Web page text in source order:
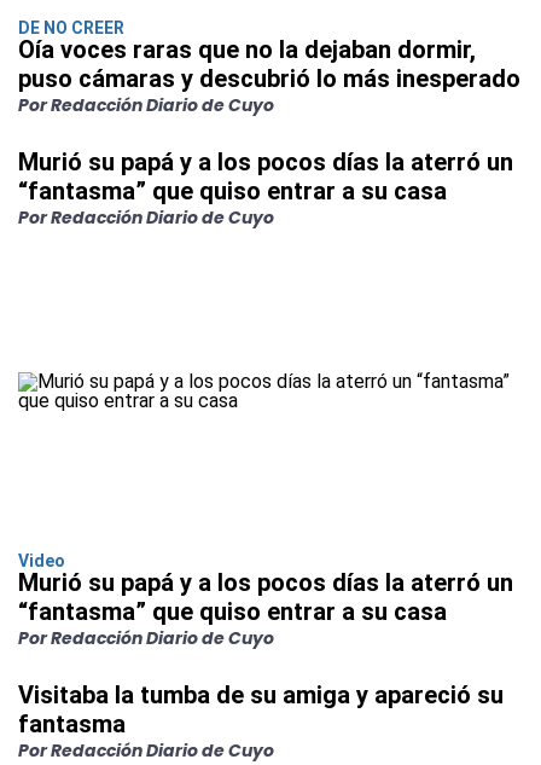
DE NO CREER
Oía voces raras que no la dejaban dormir,
puso cámaras y descubrió lo más inesperado
Por Redacción Diario de Cuyo
Murió su papá y a los pocos días la aterró un
“fantasma” que quiso entrar a su casa
Por Redacción Diario de Cuyo
Video
Murió su papá y a los pocos días la aterró un
“fantasma” que quiso entrar a su casa
Por Redacción Diario de Cuyo
Visitaba la tumba de su amiga y apareció su
fantasma
Por Redacción Diario de Cuyo